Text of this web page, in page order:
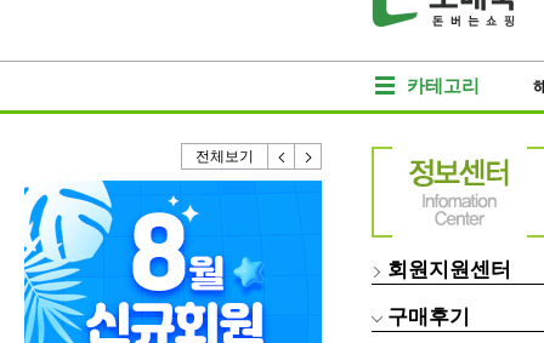
카테고리
전체보기
회원지원센터
구매후기